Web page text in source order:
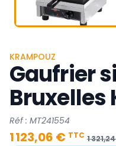
KRAMPOUZ
Gaufrier
Bruxelles
Réf : MT241554
1 123,06 € TTC 1